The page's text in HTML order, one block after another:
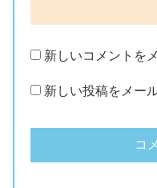
新しいコメントを
新しい投稿をメー